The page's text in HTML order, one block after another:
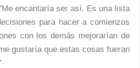
encantaría ser así. Es una lista
para hacer a comienzos
con los demás mejorarían de
gustaría que estas cosas fueran